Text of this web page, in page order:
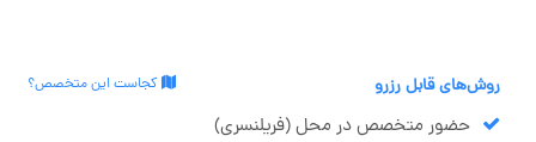
روش‌های قابل رزرو
حضور متخصص در محل (فریلنسری)
کجاست این متخصص؟